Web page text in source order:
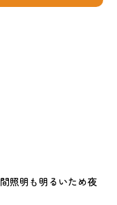
照明も明るいため夜